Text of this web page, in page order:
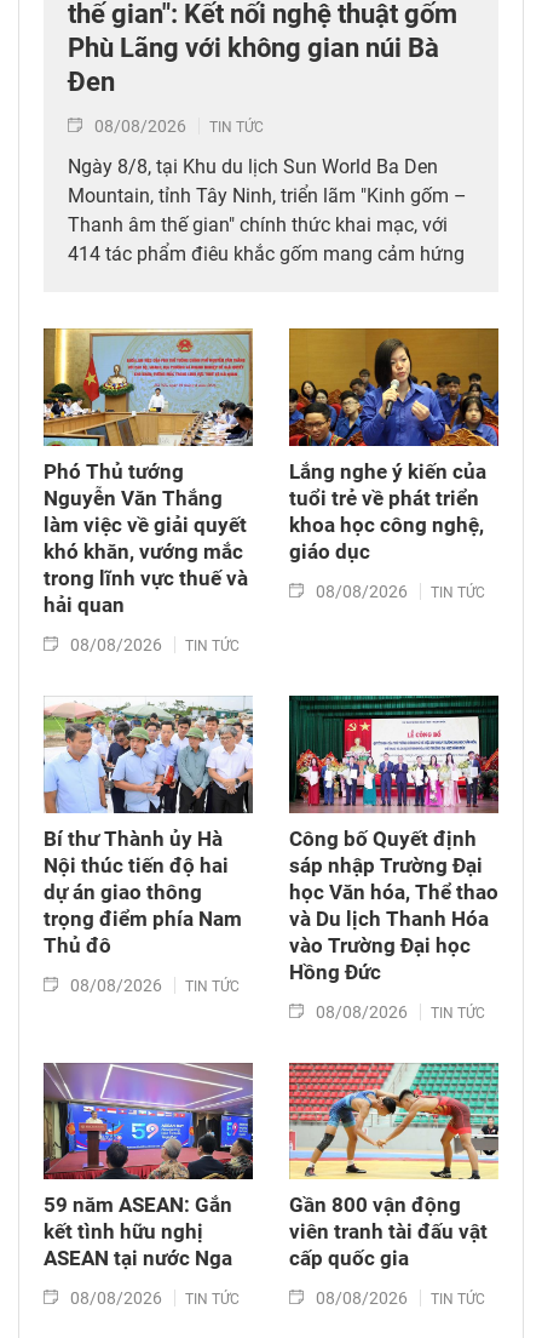
thế gian": Kết nối nghệ thuật gốm
Phù Lãng với không gian núi Bà
Đen
08/08/2026 TIN TỨC
Ngày 8/8, tại Khu du lịch Sun World Ba Den
Mountain, tỉnh Tây Ninh, triển lãm "Kinh gốm –
Thanh âm thế gian" chính thức khai mạc, với
414 tác phẩm điêu khắc gốm mang cảm hứng
Ninh, các nghệ nhân làng nghề Phù Lãng (tỉnh
Bắc Ninh) và đông đảo du khách trong, ngoài
nước.
Phó Thủ tướng
Nguyễn Văn Thắng
làm việc về giải quyết
khó khăn, vướng mắc
trong lĩnh vực thuế và
hải quan
08/08/2026 TIN TỨC
Lắng nghe ý kiến của
tuổi trẻ về phát triển
khoa học công nghệ,
giáo dục
08/08/2026 TIN TỨC
Bí thư Thành ủy Hà
Nội thúc tiến độ hai
dự án giao thông
trọng điểm phía Nam
Thủ đô
08/08/2026 TIN TỨC
Công bố Quyết định
sáp nhập Trường Đại
học Văn hóa, Thể thao
và Du lịch Thanh Hóa
vào Trường Đại học
Hồng Đức
08/08/2026 TIN TỨC
59 năm ASEAN: Gắn
kết tình hữu nghị
ASEAN tại nước Nga
08/08/2026 TIN TỨC
Gần 800 vận động
viên tranh tài đấu vật
cấp quốc gia
08/08/2026 TIN TỨC